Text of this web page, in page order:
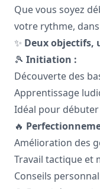
Que vous soyez
votre rythme,
✨ Deux objectifs,
🎾 Initiation :
Découverte des
Apprentissage
Idéal pour
🔥
Amélioration des
Travail tactique et
Conseils